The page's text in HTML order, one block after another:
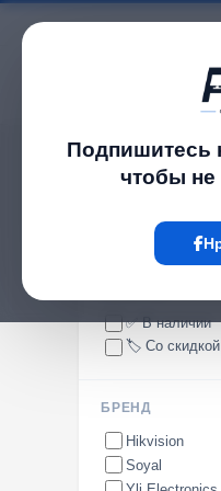
Подпишитесь
чтобы не
pc.ge/Кнопки
Кнопки
✅ В наличии
🏷️ Со скидкой
БРЕНД
Hikvision
Soyal